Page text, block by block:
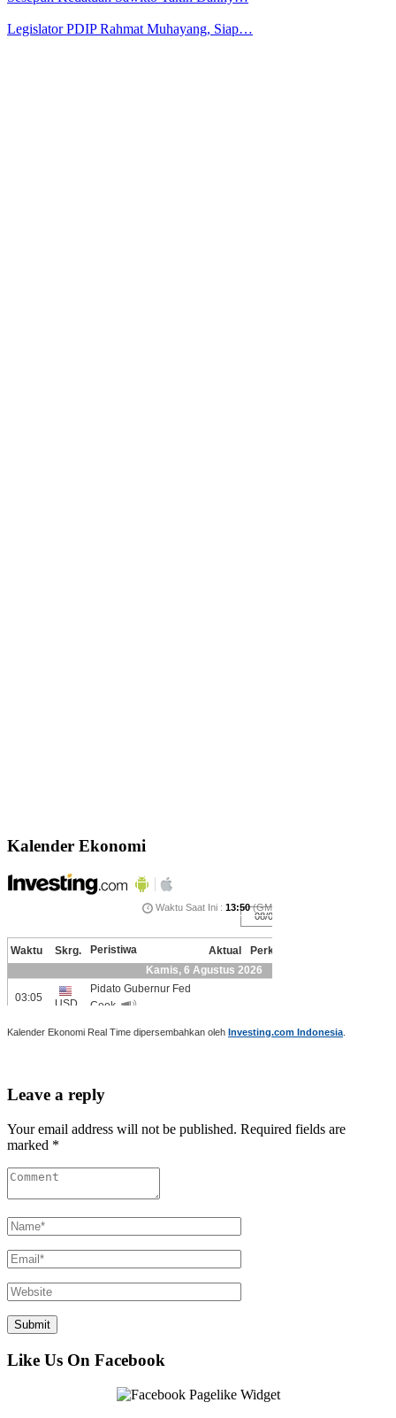
Legislator PDIP Rahmat Muhayang, Siap…
Kalender Ekonomi
Kalender Ekonomi Real Time dipersembahkan oleh Investing.com Indonesia
Leave a reply
Your email address will not be published. Required fields are
marked *
Like Us On Facebook